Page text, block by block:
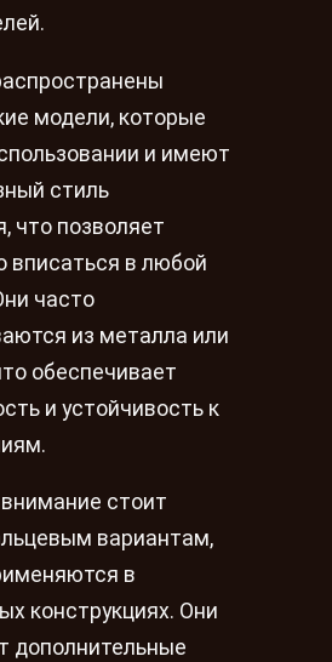
модели, которые
и имеют
стиль
что позволяет
вписаться в любой
часто
из металла или
обеспечивает
и устойчивость к
стоит
вариантам,
в
конструкциях. Они
дополнительные